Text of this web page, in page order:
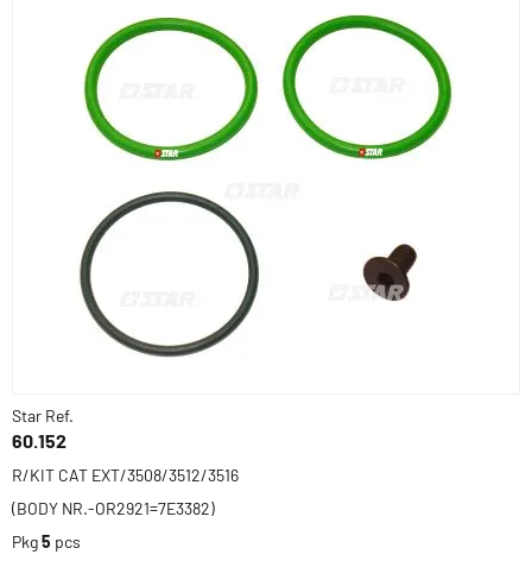
Star Ref.
60.152
R/KIT CAT EXT/3508/3512/3516
(BODY NR.-OR2921=7E3382)
Pkg5 pcs